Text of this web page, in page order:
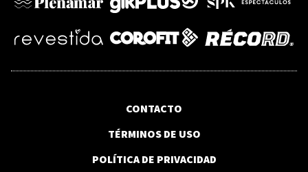
CONTACTO
TÉRMINOS DE USO
POLÍTICA DE PRIVACIDAD